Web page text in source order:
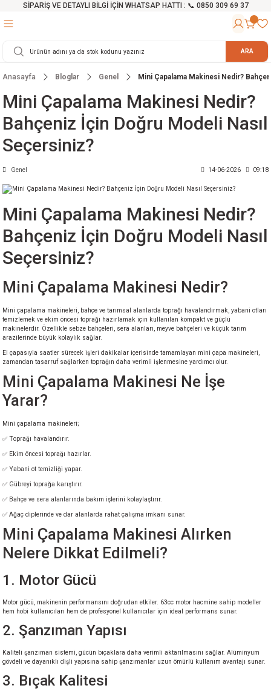
SİPARİŞ VE DETAYLI BİLGİ İÇİN WHATSAP HATTI : 📞 0850 309 69 37
Testereler
Kesme Makineleri
Testereler
Cihazları
Ekipmanlar
Mikser
Pompa
ve Arabalar
Malzemeleri ARA
Anasayfa Bloglar Genel Mini Çapalama Makinesi Nedir?
Mini Çapalama Makinesi Nedir?
Bahçeniz İçin Doğru Modeli Nasıl
Seçersiniz?
Genel 14-06-2026 09:18
Mini Çapalama Makinesi Nedir?
Bahçeniz İçin Doğru Modeli Nasıl
Seçersiniz?
Mini Çapalama Makinesi Nedir?
Mini çapalama makineleri, bahçe ve tarımsal alanlarda toprağı havalandırmak, yabani otları
temizlemek ve ekim öncesi toprağı hazırlamak için kullanılan kompakt ve güçlü
makinelerdir. Özellikle sebze bahçeleri, sera alanları, meyve bahçeleri ve küçük tarım
arazilerinde büyük kolaylık sağlar.
El çapasıyla saatler sürecek işleri dakikalar içerisinde tamamlayan mini çapa makineleri,
zamandan tasarruf sağlarken toprağın daha verimli işlenmesine yardımcı olur.
Mini Çapalama Makinesi Ne İşe
Yarar?
Mini çapalama makineleri;
✅ Toprağı havalandırır.
✅ Ekim öncesi toprağı hazırlar.
✅ Yabani ot temizliği yapar.
✅ Gübreyi toprağa karıştırır.
✅ Bahçe ve sera alanlarında bakım işlerini kolaylaştırır.
✅ Ağaç diplerinde ve dar alanlarda rahat çalışma imkanı sunar.
Mini Çapalama Makinesi Alırken
Nelere Dikkat Edilmeli?
1. Motor Gücü
Motor gücü, makinenin performansını doğrudan etkiler. 63cc motor hacmine sahip modeller
hem hobi kullanıcıları hem de profesyonel kullanıcılar için ideal performans sunar.
2. Şanzıman Yapısı
Kaliteli şanzıman sistemi, gücün bıçaklara daha verimli aktarılmasını sağlar. Alüminyum
gövdeli ve dayanıklı dişli yapısına sahip şanzımanlar uzun ömürlü kullanım avantajı sunar.
3. Bıçak Kalitesi